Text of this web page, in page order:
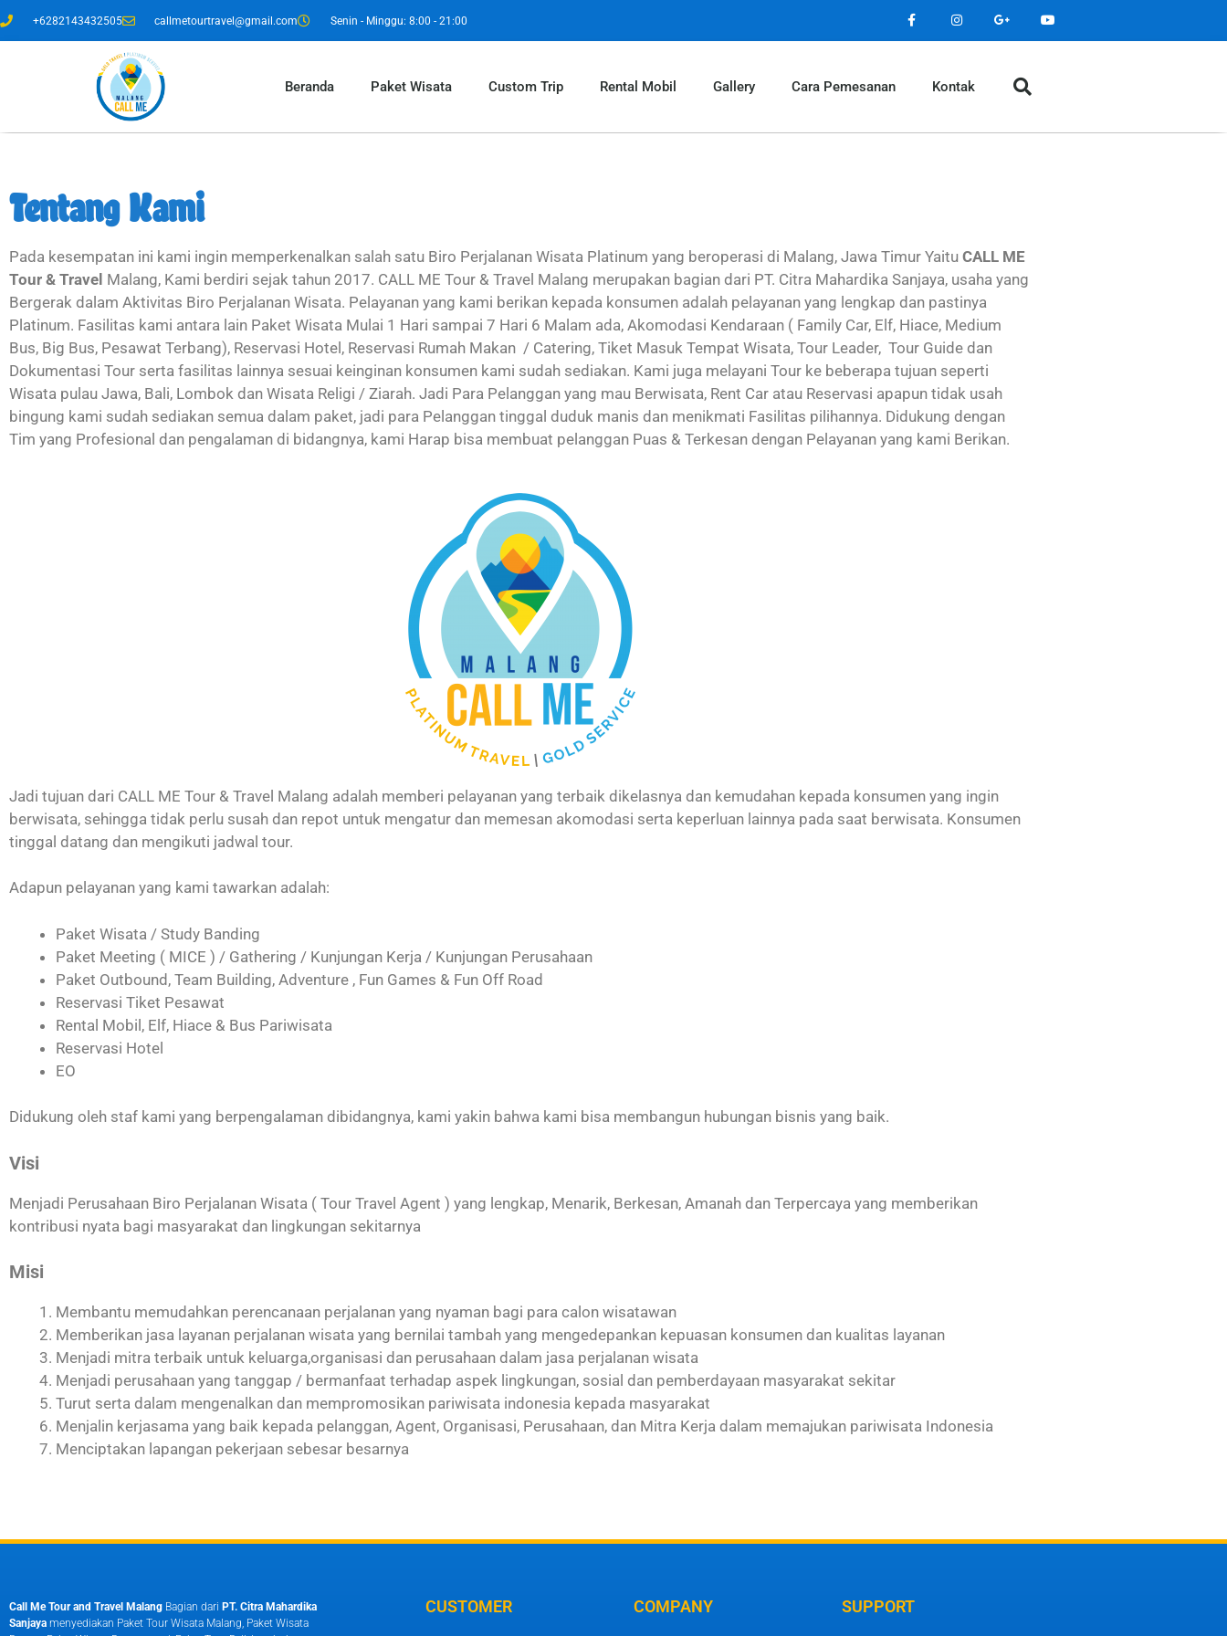
+6282143432505 callmetourtravel@gmail.com Senin - Minggu: 8:00 - 21:00
Beranda Paket Wisata Custom Trip Rental Mobil Gallery Cara Pemesanan Kontak
Tentang Kami
Pada kesempatan ini kami ingin memperkenalkan salah satu Biro Perjalanan Wisata Platinum yang beroperasi di Malang, Jawa Timur Yaitu CALL ME
Tour & Travel Malang, Kami berdiri sejak tahun 2017. CALL ME Tour & Travel Malang merupakan bagian dari PT. Citra Mahardika Sanjaya, usaha yang
Bergerak dalam Aktivitas Biro Perjalanan Wisata. Pelayanan yang kami berikan kepada konsumen adalah pelayanan yang lengkap dan pastinya
Platinum. Fasilitas kami antara lain Paket Wisata Mulai 1 Hari sampai 7 Hari 6 Malam ada, Akomodasi Kendaraan ( Family Car, Elf, Hiace, Medium
Bus, Big Bus, Pesawat Terbang), Reservasi Hotel, Reservasi Rumah Makan / Catering, Tiket Masuk Tempat Wisata, Tour Leader, Tour Guide dan
Dokumentasi Tour serta fasilitas lainnya sesuai keinginan konsumen kami sudah sediakan. Kami juga melayani Tour ke beberapa tujuan seperti
Wisata pulau Jawa, Bali, Lombok dan Wisata Religi / Ziarah. Jadi Para Pelanggan yang mau Berwisata, Rent Car atau Reservasi apapun tidak usah
bingung kami sudah sediakan semua dalam paket, jadi para Pelanggan tinggal duduk manis dan menikmati Fasilitas pilihannya. Didukung dengan
Tim yang Profesional dan pengalaman di bidangnya, kami Harap bisa membuat pelanggan Puas & Terkesan dengan Pelayanan yang kami Berikan.
Jadi tujuan dari CALL ME Tour & Travel Malang adalah memberi pelayanan yang terbaik dikelasnya dan kemudahan kepada konsumen yang ingin
berwisata, sehingga tidak perlu susah dan repot untuk mengatur dan memesan akomodasi serta keperluan lainnya pada saat berwisata. Konsumen
tinggal datang dan mengikuti jadwal tour.
Adapun pelayanan yang kami tawarkan adalah:
Paket Wisata / Study Banding
Paket Meeting ( MICE ) / Gathering / Kunjungan Kerja / Kunjungan Perusahaan
Paket Outbound, Team Building, Adventure , Fun Games & Fun Off Road
Reservasi Tiket Pesawat
Rental Mobil, Elf, Hiace & Bus Pariwisata
Reservasi Hotel
EO
Didukung oleh staf kami yang berpengalaman dibidangnya, kami yakin bahwa kami bisa membangun hubungan bisnis yang baik.
Visi
Menjadi Perusahaan Biro Perjalanan Wisata ( Tour Travel Agent ) yang lengkap, Menarik, Berkesan, Amanah dan Terpercaya yang memberikan
kontribusi nyata bagi masyarakat dan lingkungan sekitarnya
Misi
Membantu memudahkan perencanaan perjalanan yang nyaman bagi para calon wisatawan
Memberikan jasa layanan perjalanan wisata yang bernilai tambah yang mengedepankan kepuasan konsumen dan kualitas layanan
Menjadi mitra terbaik untuk keluarga,organisasi dan perusahaan dalam jasa perjalanan wisata
Menjadi perusahaan yang tanggap / bermanfaat terhadap aspek lingkungan, sosial dan pemberdayaan masyarakat sekitar
Turut serta dalam mengenalkan dan mempromosikan pariwisata indonesia kepada masyarakat
Menjalin kerjasama yang baik kepada pelanggan, Agent, Organisasi, Perusahaan, dan Mitra Kerja dalam memajukan pariwisata Indonesia
Menciptakan lapangan pekerjaan sebesar besarnya
Call Me Tour and Travel Malang Bagian dari PT. Citra Mahardika
Sanjaya menyediakan Paket Tour Wisata Malang, Paket Wisata
CUSTOMER COMPANY SUPPORT